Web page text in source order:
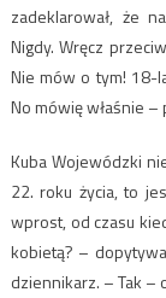
zadeklarował, że
Nigdy. Wręcz
Nie mów o tym! 18-
No mówię właśnie –
Kuba Wojewódzki
22. roku życia, to
wprost, od czasu
kobietą? –
dziennikarz. – Tak –